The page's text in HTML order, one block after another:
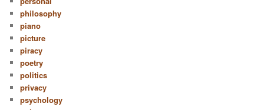
philosophy
piano
picture
piracy
poetry
politics
privacy
psychology